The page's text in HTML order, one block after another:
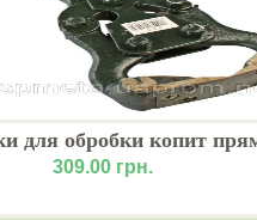
для обробки копит
309.00 грн.